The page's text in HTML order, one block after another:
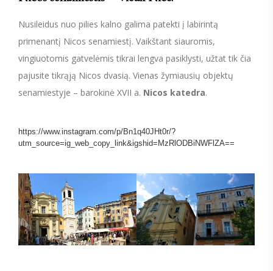
Nusileidus nuo pilies kalno galima patekti į labirintą
primenantį Nicos senamiestį. Vaikštant siauromis,
vingiuotomis gatvelėmis tikrai lengva pasiklysti, užtat tik čia
pajusite tikrąją Nicos dvasią. Vienas žymiausių objektų
senamiestyje – barokinė XVII a. Nicos katedra.
https://www.instagram.com/p/Bn1q40JHt0r/?
utm_source=ig_web_copy_link&igshid=MzRlODBiNWFlZA==